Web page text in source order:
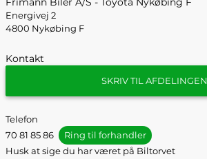
Energivej 2
4800 Nykøbing F
Kontakt
SKRIV TIL AFDELINGEN
Telefon
70 81 85 86
Ring til forhandler
Husk at sige du har været på Biltorvet